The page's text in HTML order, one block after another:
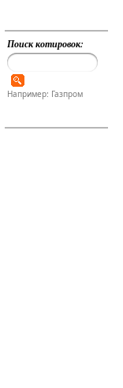
Поиск котировок:
Например: Газпром